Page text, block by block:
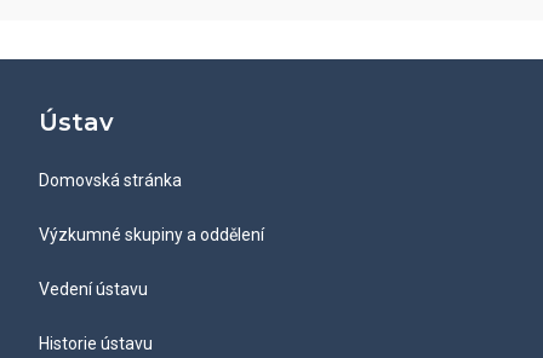
Veřejné zakázky
Ústav
Domovská stránka
Výzkumné skupiny a oddělení
Vedení ústavu
Historie ústavu